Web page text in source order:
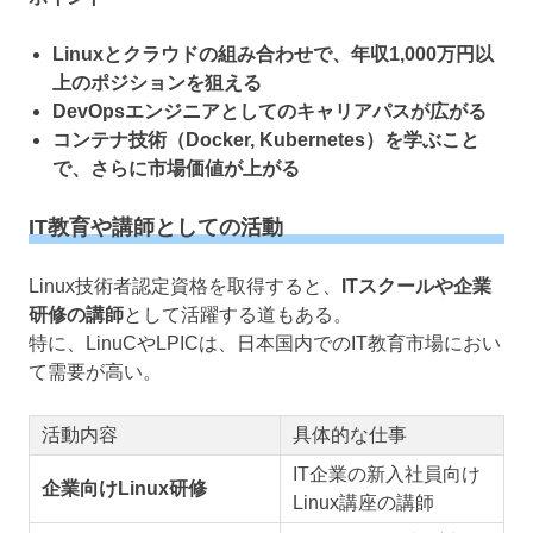
Linuxとクラウドの組み合わせで、年収1,000万円以
上のポジションを狙える
DevOpsエンジニアとしてのキャリアパスが広がる
コンテナ技術（Docker, Kubernetes）を学ぶこと
で、さらに市場価値が上がる
IT教育や講師としての活動
Linux技術者認定資格を取得すると、
ITスクールや企業
研修の講師として活躍する道もある。
特に、LinuCやLPICは、日本国内でのIT教育市場におい
て需要が高い。
活動内容 具体的な仕事
企業向けLinux研修
IT企業の新入社員向け
Linux講座の講師